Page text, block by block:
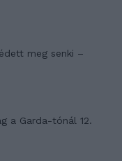
meg senki –
a Garda-tónál 12.